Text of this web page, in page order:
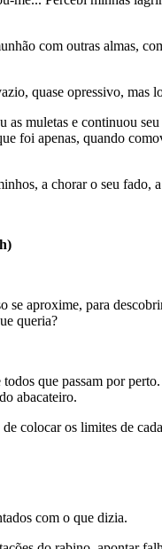
com outras almas,
quase opressivo, mas
muletas e continuou
foi apenas, quando
a chorar o seu fado,
aproxime, para
queria?
que passam por
abacateiro.
colocar os limites de
com o que dizia.